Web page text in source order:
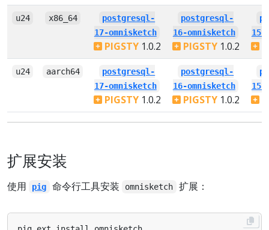
u24 x86_64
postgresql-
17-omnisketch
PIGSTY1.0.2
postgresql-
16-omnisketch
PIGSTY1.0.2
15-
u24 aarch64
postgresql-
17-omnisketch
PIGSTY1.0.2
postgresql-
16-omnisketch
PIGSTY1.0.2
15-
扩展安装
使用 pig 命令行工具安装 omnisketch 扩展：